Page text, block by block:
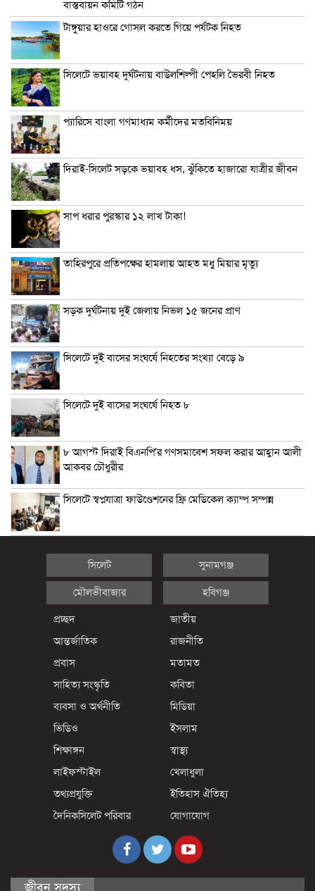
বাস্তবায়ন কমিটি গঠন
টাঙ্গুয়ার হাওরে গোসল করতে গিয়ে পর্যটক নিহত
সিলেটে ভয়াবহ দুর্ঘটনায় বাউলশিল্পী পেহলি ভৈরবী নিহত
প্যারিসে বাংলা গণমাধ্যম কর্মীদের মতবিনিময়
দিরাই-সিলেট সড়কে ভয়াবহ ধস, ঝুঁকিতে হাজারো যাত্রীর জীবন
সাপ ধরার পুরস্কার ১২ লাখ টাকা!
তাহিরপুরে প্রতিপক্ষের হামলায় আহত মধু মিয়ার মৃত্যু
সড়ক দুর্ঘটনায় দুই জেলায় নিভল ১৫ জনের প্রাণ
সিলেটে দুই বাসের সংঘর্ষে নিহতের সংখ্যা বেড়ে ৯
সিলেটে দুই বাসের সংঘর্ষে নিহত ৮
৮ আগস্ট দিরাই বিএনপি’র গণসমাবেশ সফল করার আহ্বান আলী
আকবর চৌধুরীর
সিলেটে স্বপ্নযাত্রা ফাউণ্ডেশনের ফ্রি মেডিকেল ক্যাম্প সম্পন্ন
সিলেট সুনামগঞ্জ
মৌলভীবাজার হবিগঞ্জ
প্রচ্ছদ
জাতীয়
আন্তর্জাতিক
রাজনীতি
প্রবাস
মতামত
সাহিত্য সংস্কৃতি
কবিতা
ব্যবসা ও অর্থনীতি
মিডিয়া
ভিডিও
ইসলাম
শিক্ষাঙ্গন
স্বাস্থ্য
লাইফস্টাইল
খেলাধুলা
তথ্যপ্রযুক্তি
ইতিহাস ঐতিহ্য
দৈনিকসিলেট পরিবার
যোগাযোগ
জীবন সদস্য